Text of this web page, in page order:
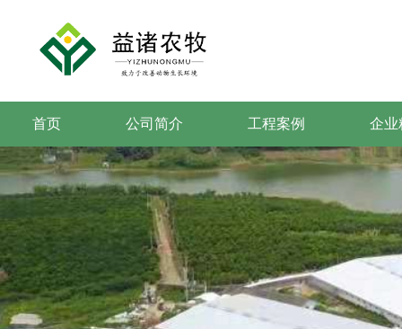
首页 公司简介 工程案例 企业